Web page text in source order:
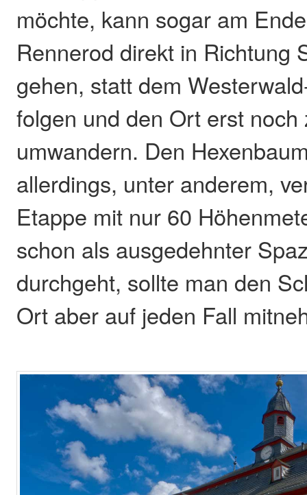
möchte, kann sogar am
Rennerod direkt in Richtung
gehen, statt dem
folgen und den Ort erst
umwandern. Den
allerdings, unter anderem,
Etappe mit nur 60
schon als ausgedehnter
durchgeht, sollte man den
Ort aber auf jeden Fall